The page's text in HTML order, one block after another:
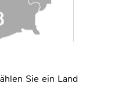
Sie ein Land